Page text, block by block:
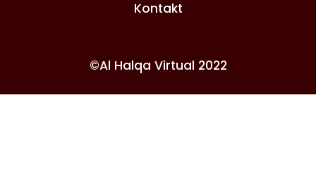
Kontakt
©Al Halqa Virtual 2022